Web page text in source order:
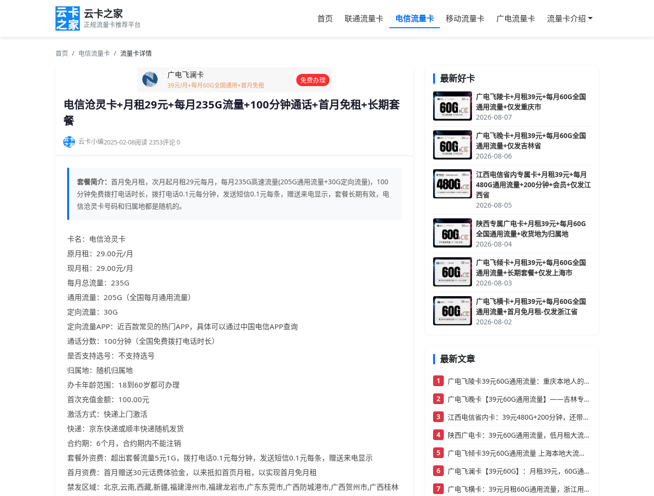
云卡之家
正规流量卡推荐平台
首页 联通流量卡 电信流量卡 移动流量卡 广电流量卡 流量卡介绍
首页 电信流量卡 流量卡详情
广电飞澜卡
39元/月+每月60G全国通用+首月免租
免费办理
电信沧灵卡+月租29元+每月235G流量+100分钟通话+首月免租+长期套
餐
云卡小编2025-02-08阅读 2353评论 0
套餐简介： 首月免月租，次月起月租29元每月，每月235G高速流量(205G通用流量+30G定向流量)，100
分钟免费拨打电话时长，拨打电话0.1元每分钟，发送短信0.1元每条，赠送来电显示，套餐长期有效，电
信沧灵卡号码和归属地都是随机的。
卡名：电信沧灵卡
原月租：29.00元/月
现月租：29.00元/月
每月总流量：235G
通用流量：205G（全国每月通用流量）
定向流量：30G
定向流量APP：近百款常见的热门APP，具体可以通过中国电信APP查询
通话分数：100分钟（全国免费拨打电话时长）
是否支持选号：不支持选号
归属地：随机归属地
办卡年龄范围：18到60岁都可办理
首次充值金额：100.00元
激活方式：快递上门激活
快递：京东快递或顺丰快递随机发货
合约期：6个月，合约期内不能注销
套餐外资费：超出套餐流量5元1G，拨打电话0.1元每分钟，发送短信0.1元每条，赠送来电显示
首月资费：首月赠送30元话费体验金，以来抵扣首页月租，以实现首月免月租
禁发区域：北京,云南,西藏,新疆,福建漳州市,福建龙岩市,广东东莞市,广西防城港市,广西贺州市,广西桂林
最新好卡
广电飞陵卡+月租39元+每月60G全国
通用流量+仅发重庆市
2026-08-07
广电飞晚卡+月租39元+每月60G全国
通用流量+仅发吉林省
2026-08-06
江西电信省内专属卡+月租39元+每月
480G通用流量+200分钟+会员+仅发江
西省
2026-08-05
陕西专属广电卡+月租39元+每月60G
全国通用流量+收货地为归属地
2026-08-04
广电飞倾卡+月租39元+每月60G全国
通用流量+长期套餐+仅发上海市
2026-08-03
广电飞横卡+月租39元+每月60G全国
通用流量+首月免月租-仅发浙江省
2026-08-02
最新文章
1
广电飞陵卡39元60G通用流量：重庆本地人的高性价比大流量卡推荐
2
广电飞晚卡【39元60G通用流量】——吉林专属，首月按天折算，流量充足不踩坑
3
江西电信省内卡：39元480G+200分钟，还带视频会员的大流量卡
4
陕西广电卡：39元60G通用流量，低月租大流量卡还支持结转
5
广电飞倾卡39元60G通用流量 上海本地大流量卡办理攻略
6
广电飞澜卡【39元60G】：月租39元，60G通用流量，首月免费真香！
7
广电飞横卡：39元月租60G通用流量，浙江用户专属的实用型套餐